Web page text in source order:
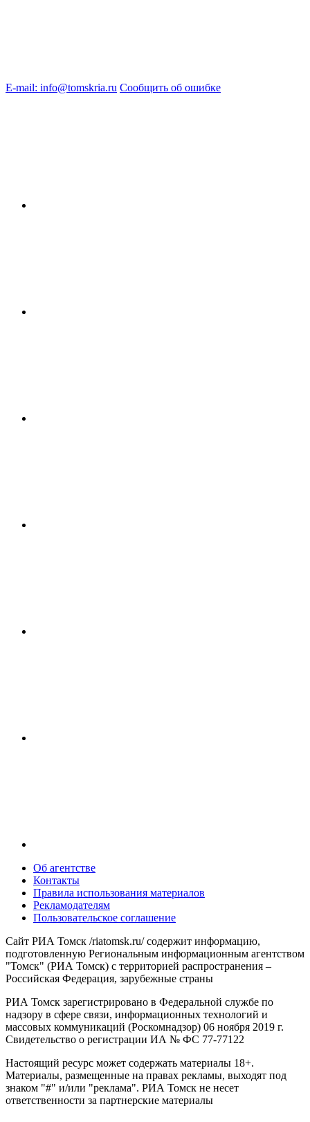
E-mail: info@tomskria.ru Сообщить об ошибке
Об агентстве
Контакты
Правила использования материалов
Рекламодателям
Пользовательское соглашение
Сайт РИА Томск /riatomsk.ru/ содержит информацию,
подготовленную Региональным информационным агентством
"Томск" (РИА Томск) с территорией распространения –
Российская Федерация, зарубежные страны
РИА Томск зарегистрировано в Федеральной службе по
надзору в сфере связи, информационных технологий и
массовых коммуникаций (Роскомнадзор) 06 ноября 2019 г.
Свидетельство о регистрации ИА № ФС 77-77122
Настоящий ресурс может содержать материалы 18+.
Материалы, размещенные на правах рекламы, выходят под
знаком "#" и/или "реклама". РИА Томск не несет
ответственности за партнерские материалы